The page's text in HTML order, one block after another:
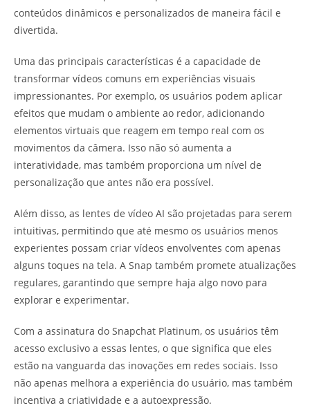
conteúdos dinâmicos e personalizados de maneira fácil e
divertida.
Uma das principais características é a capacidade de
transformar vídeos comuns em experiências visuais
impressionantes. Por exemplo, os usuários podem aplicar
efeitos que mudam o ambiente ao redor, adicionando
elementos virtuais que reagem em tempo real com os
movimentos da câmera. Isso não só aumenta a
interatividade, mas também proporciona um nível de
personalização que antes não era possível.
Além disso, as lentes de vídeo AI são projetadas para serem
intuitivas, permitindo que até mesmo os usuários menos
experientes possam criar vídeos envolventes com apenas
alguns toques na tela. A Snap também promete atualizações
regulares, garantindo que sempre haja algo novo para
explorar e experimentar.
Com a assinatura do Snapchat Platinum, os usuários têm
acesso exclusivo a essas lentes, o que significa que eles
estão na vanguarda das inovações em redes sociais. Isso
não apenas melhora a experiência do usuário, mas também
incentiva a criatividade e a autoexpressão.